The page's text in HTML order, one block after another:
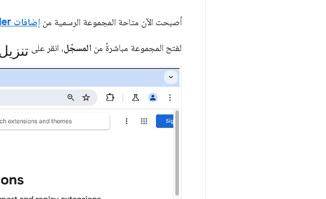
أصبحت الآن متاحة المجموعة الرسمية من إضافات Recorder
لفتح المجموعة مباشرةً من المسجّل، انقر على تنزيل